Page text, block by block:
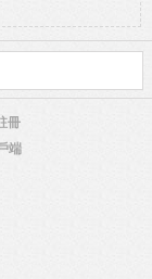
冊
端